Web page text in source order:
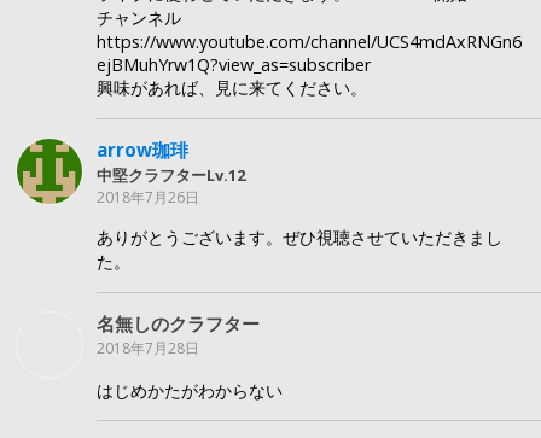
チャンネル
https://www.youtube.com/channel/UCS4mdAxRNGn6
ejBMuhYrw1Q?view_as=subscriber
興味があれば、見に来てください。
arrow珈琲
中堅クラフターLv.12
2018年7月26日
ありがとうございます。ぜひ視聴させていただきまし
た。
名無しのクラフター
2018年7月28日
はじめかたがわからない